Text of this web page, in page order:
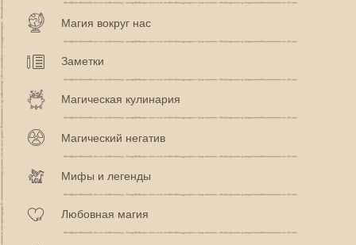
Магия вокруг нас
Заметки
Магическая кулинария
Магический негатив
Мифы и легенды
Любовная магия